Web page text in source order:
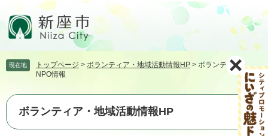
頭
す。
飛
て
本
現在地 トップページ > ボランティア・地域活動情報HP > ボランティア・
NPO情報
ボランティア・地域活動情報HP